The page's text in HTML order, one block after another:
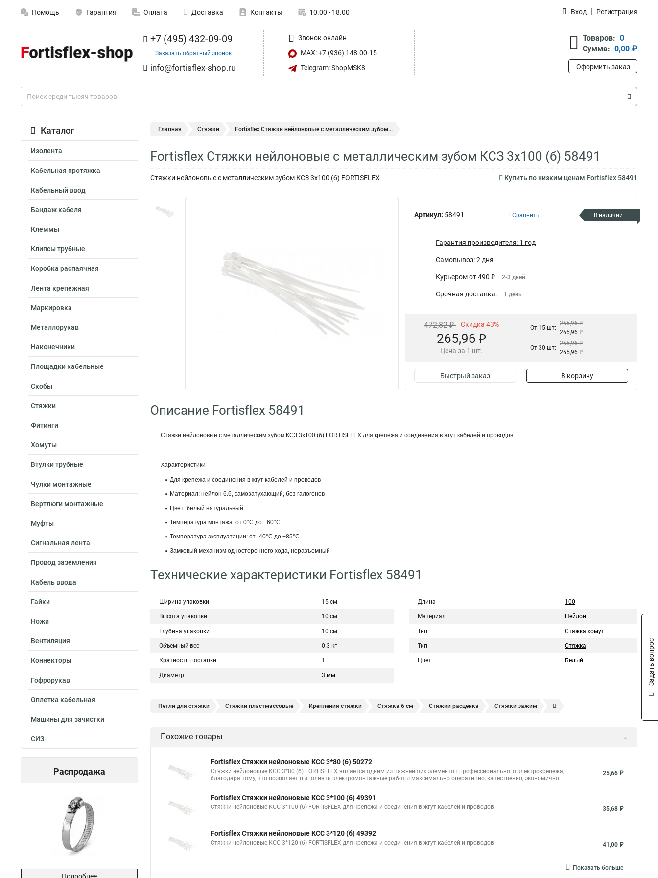
Помощь Гарантия Оплата Доставка Контакты 10.00 - 18.00 Вход Регистрация
+7 (495) 432-09-09
Заказать обратный звонок
info@fortisflex-shop.ru
Звонок онлайн
MAX: +7 (936) 148-00-15
Telegram: ShopMSK8
Товаров: 0
Сумма: 0,00 ₽
Оформить заказ
Каталог
Изолента
Кабельная протяжка
Кабельный ввод
Бандаж кабеля
Клеммы
Клипсы трубные
Коробка распаячная
Лента крепежная
Маркировка
Металлорукав
Наконечники
Площадки кабельные
Скобы
Стяжки
Фитинги
Хомуты
Втулки трубные
Чулки монтажные
Вертлюги монтажные
Муфты
Сигнальная лента
Провод заземления
Кабель ввода
Гайки
Ножи
Вентиляция
Коннекторы
Гофрорукав
Оплетка кабельная
Машины для зачистки
СИЗ
Распродажа
Подробнее
Главная Стяжки Fortisflex Стяжки нейлоновые с металлическим зубом...
Fortisflex Стяжки нейлоновые с металлическим зубом КСЗ 3х100 (б) 58491
Стяжки нейлоновые с металлическим зубом КСЗ 3х100 (б) FORTISFLEX Купить по низким ценам Fortisflex 58491
Артикул: 58491 Сравнить В наличии
Гарантия производителя: 1 год
Самовывоз: 2 дня
Курьером от 490 ₽ 2-3 дней
Срочная доставка: 1 день
472,82 ₽ Скидка 43%
265,96 ₽
Цена за 1 шт.
От 15 шт:
265,96 ₽
265,96 ₽
От 30 шт:
265,96 ₽
265,96 ₽
Быстрый заказ В корзину
Описание Fortisflex 58491
Стяжки нейлоновые с металлическим зубом КСЗ 3х100 (б) FORTISFLEX для крепежа и соединения в жгут кабелей и проводов
Характеристики
Для крепежа и соединения в жгут кабелей и проводов
Материал: нейлон 6.6, самозатухающий, без галогенов
Цвет: белый натуральный
Температура монтажа: от 0°С до +60°С
Температура эксплуатации: от -40°С до +85°С
Замковый механизм одностороннего хода, неразъемный
Технические характеристики Fortisflex 58491
Ширина упаковки 15 см
Высота упаковки 10 см
Глубина упаковки 10 см
Объемный вес 0.3 кг
Кратность поставки 1
Диаметр 3 мм
Длина 100
Материал Нейлон
Тип Стяжка хомут
Тип Стяжка
Цвет Белый
Петли для стяжки Стяжки пластмассовые Крепления стяжки Стяжка 6 см Стяжки расценка Стяжки зажим
Стяжки магазин Стяжка от ооо
Хорошие стяжки Расценка смета армирование стяжки Хомуты стяжки нейлон Хомуты стяжки труба Стяжки маркеры
Стяжки толстые Стяжка монтажная с площадкой Стяжка крепления Стяжка пластмассовая что это
Стяжка на 400 мм Стяжка мини Где можно купить стяжки Винт стяжка
Межсекционной стяжки для мебели
Похожие товары
Fortisflex Стяжки нейлоновые КСС 3*80 (б) 50272
Стяжки нейлоновые КСС 3*80 (б) FORTISFLEX является одним из важнейших элементов профессионального электрокрепежа,
благодаря тому, что позволяет выполнять электромонтажные работы максимально оперативно, качественно, экономично.
25,66 ₽
Fortisflex Стяжки нейлоновые КСС 3*100 (б) 49391
Стяжки нейлоновые КСС 3*100 (б) FORTISFLEX для крепежа и соединения в жгут кабелей и проводов 35,68 ₽
Fortisflex Стяжки нейлоновые КСС 3*120 (б) 49392
Стяжки нейлоновые КСС 3*120 (б) FORTISFLEX для крепежа и соединения в жгут кабелей и проводов 41,00 ₽
Показать больше
Задать вопрос